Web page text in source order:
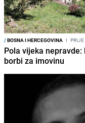
/BOSNA I HERCEGOVINA I
Pola vijeka
borbi za imovinu